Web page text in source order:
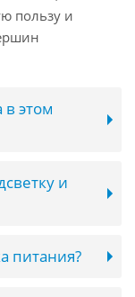
пользу и
в этом
и
питания?